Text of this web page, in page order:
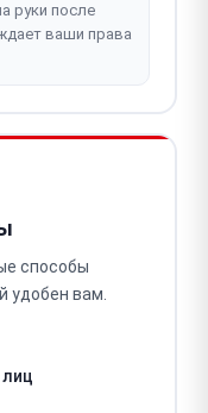
руки после
ваши права
способы
удобен вам.